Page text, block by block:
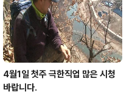
4월1일 첫주 극한직업 많은 시청
바랍니다.